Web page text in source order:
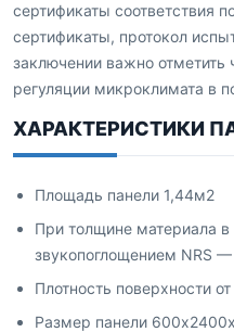
сертификаты соответствия
сертификаты, протокол
заключении важно отметить
регуляции микроклимата в
ХАРАКТЕРИСТИКИ
Площадь панели 1,44м2
При толщине материала
звукопоглощением NRS
Плотность поверхности
Размер панели